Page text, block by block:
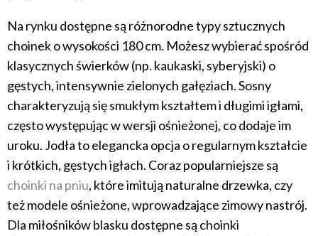
Na rynku dostępne są różnorodne typy sztucznych
choinek o wysokości 180 cm. Możesz wybierać spośród
klasycznych świerków (np. kaukaski, syberyjski) o
gęstych, intensywnie zielonych gałęziach. Sosny
charakteryzują się smukłym kształtem i długimi igłami,
często występując w wersji ośnieżonej, co dodaje im
uroku. Jodła to elegancka opcja o regularnym kształcie
i krótkich, gęstych igłach. Coraz popularniejsze są
choinki na pniu, które imitują naturalne drzewka, czy
też modele ośnieżone, wprowadzające zimowy nastrój.
Dla miłośników blasku dostępne są choinki